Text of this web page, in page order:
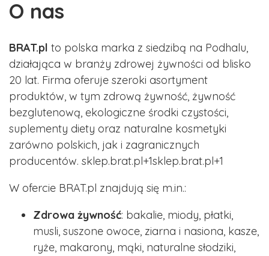
O nas
BRAT.pl to polska marka z siedzibą na Podhalu,
działająca w branży zdrowej żywności od blisko
20 lat. Firma oferuje szeroki asortyment
produktów, w tym zdrową żywność, żywność
bezglutenową, ekologiczne środki czystości,
suplementy diety oraz naturalne kosmetyki
zarówno polskich, jak i zagranicznych
producentów. ​sklep.brat.pl+1sklep.brat.pl+1
W ofercie BRAT.pl znajdują się m.in.:​
Zdrowa żywność: bakalie, miody, płatki,
musli, suszone owoce, ziarna i nasiona, kasze,
ryże, makarony, mąki, naturalne słodziki,